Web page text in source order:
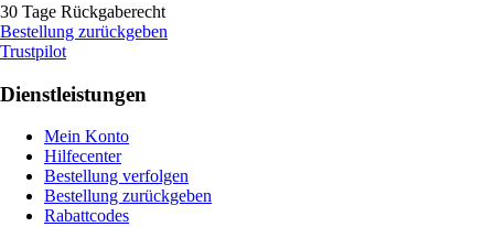
30 Tage Rückgaberecht
Bestellung zurückgeben
Trustpilot
Dienstleistungen
Mein Konto
Hilfecenter
Bestellung verfolgen
Bestellung zurückgeben
Rabattcodes